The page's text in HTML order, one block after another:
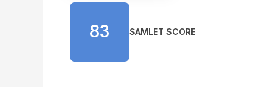
83 SAMLET SCORE